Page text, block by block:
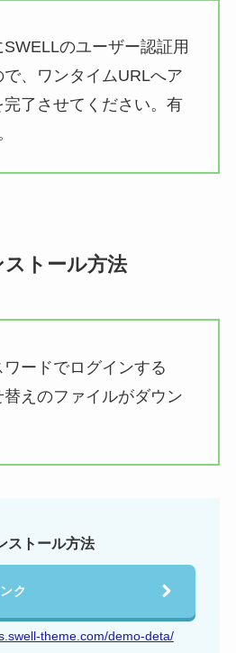
のユーザー認証用
、ワンタイムURLへア
了させてください。有
トール方法
ードでログインする
えのファイルがダウン
ストール方法
ク
theme.com/demo-deta/